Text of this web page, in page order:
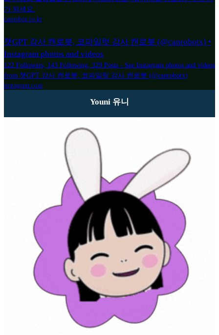
가 되세요.
canrobot.co.kr
챗GPT 강사 캔로봇, 코파일럿 강사 캔로봇 (@canrobotx) •
Instagram photos and videos
122 Followers, 143 Following, 329 Posts - See Instagram photos and videos
from 챗GPT 강사 캔로봇, 코파일럿 강사 캔로봇 (@canrobotx)
instagram.com
Youni 유니